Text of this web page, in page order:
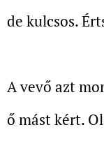
de kulcsos.
A vevő azt
ő mást kért.